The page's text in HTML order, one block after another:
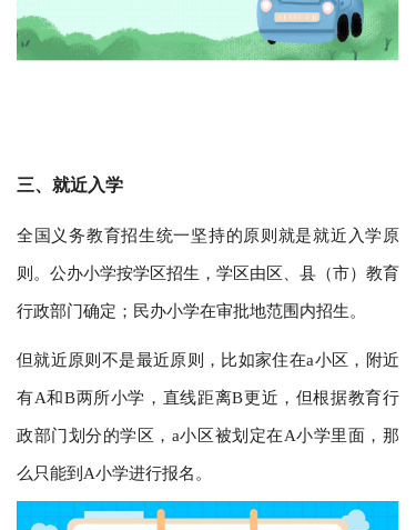
三、就近入学
全国义务教育招生统一坚持的原则就是就近入学原
则。公办小学按学区招生，学区由区、县（市）教育
行政部门确定；民办小学在审批地范围内招生。
但就近原则不是最近原则，比如家住在a小区，附近
有A和B两所小学，直线距离B更近，但根据教育行
政部门划分的学区，a小区被划定在A小学里面，那
么只能到A小学进行报名。